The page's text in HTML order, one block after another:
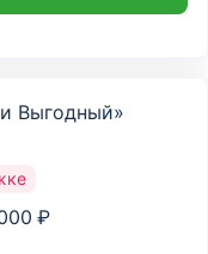
Выгодный»
₽